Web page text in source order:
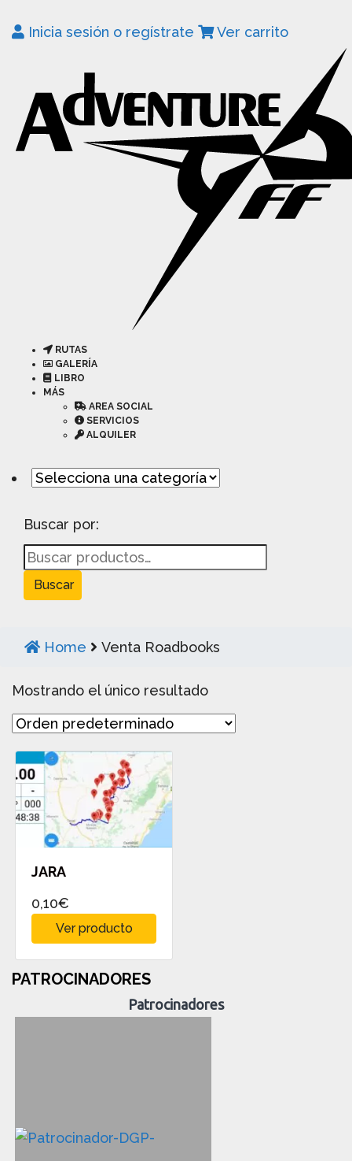
Inicia sesión o regístrate Ver carrito
RUTAS
GALERÍA
LIBRO
MÁS
AREA SOCIAL
SERVICIOS
ALQUILER
Buscar por:
Home Venta Roadbooks
Mostrando el único resultado
JARA
0,10€
Ver producto
PATROCINADORES
Patrocinadores